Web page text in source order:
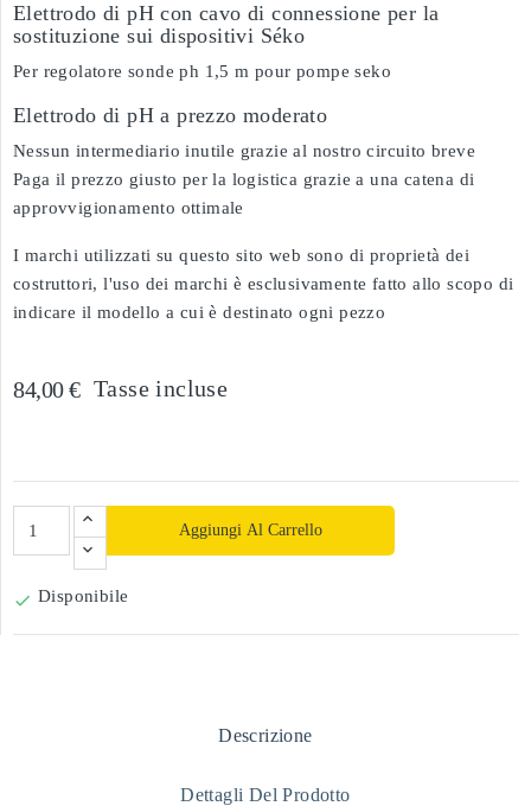
Elettrodo di pH con cavo di connessione per la
sostituzione sui dispositivi Séko
Per regolatore sonde ph 1,5 m pour pompe seko
Elettrodo di pH a prezzo moderato
Nessun intermediario inutile grazie al nostro circuito breve
Paga il prezzo giusto per la logistica grazie a una catena di
approvvigionamento ottimale
I marchi utilizzati su questo sito web sono di proprietà dei
costruttori, l'uso dei marchi è esclusivamente fatto allo scopo di
indicare il modello a cui è destinato ogni pezzo
84,00 € Tasse incluse
Aggiungi Al Carrello
 Disponibile
Descrizione
Dettagli Del Prodotto